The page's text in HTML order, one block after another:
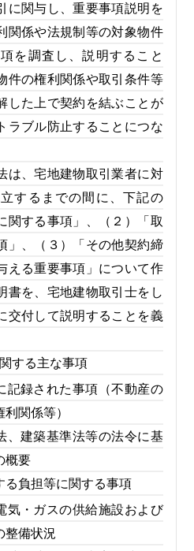
に関与し、重要事項説明を
関係や法規制等の対象物件
を調査し、説明すること
件の権利関係や取引条件等
した上で契約を結ぶことが
ラブル防止することにつな
、宅地建物取引業者に対
するまでの間に、下記の
関する事項」、（２）「取
」、（３）「その他契約締
える重要事項」について作
書を、宅地建物取引士をし
交付して説明することを義
する主な事項
記録された事項（不動産の
関係等）
、建築基準法等の法令に基
概要
る負担等に関する事項
気・ガスの供給施設および
整備状況